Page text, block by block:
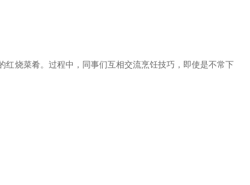
烧菜肴。过程中，同事们互相交流烹饪技巧，即使是不常下